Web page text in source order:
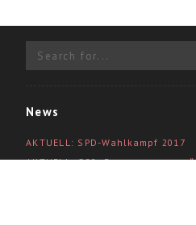
News
AKTUELL: SPD-Wahlkampf 2017
AKTUELL: G20 „Damenprogramm“